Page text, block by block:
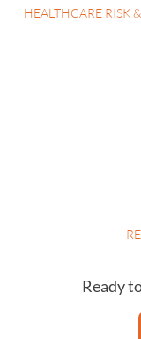
HEALTHCARE RISK
Ready